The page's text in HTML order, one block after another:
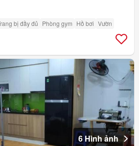
bị đầy đủ Phòng gym Hồ bơi Vườn
6 Hình ảnh